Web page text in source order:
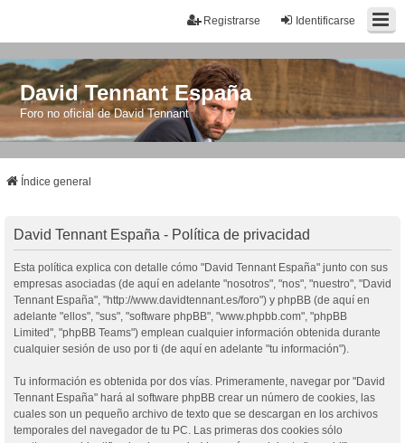
Identificarse
Registrarse
David Tennant España
Foro no oficial de David Tennant
Índice general
David Tennant España - Política de privacidad
Esta política explica con detalle cómo "David Tennant España" junto con sus
empresas asociadas (de aquí en adelante "nosotros", "nos", "nuestro", "David
Tennant España", "http://www.davidtennant.es/foro") y phpBB (de aquí en
adelante "ellos", "sus", "software phpBB", "www.phpbb.com", "phpBB
Limited", "phpBB Teams") emplean cualquier información obtenida durante
cualquier sesión de uso por ti (de aquí en adelante "tu información").
Tu información es obtenida por dos vías. Primeramente, navegar por "David
Tennant España" hará al software phpBB crear un número de cookies, las
cuales son un pequeño archivo de texto que se descargan en los archivos
temporales del navegador de tu PC. Las primeras dos cookies sólo